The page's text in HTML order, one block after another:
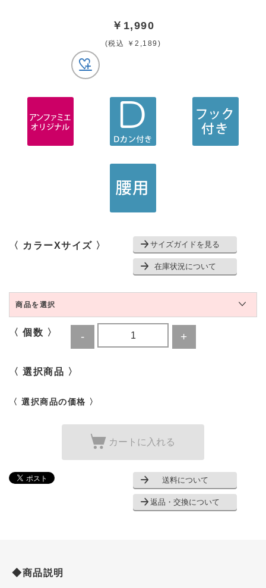
￥1,990
(税込 ￥2,189)
〈 カラーXサイズ 〉 サイズガイドを見る
在庫状況について
商品を選択
〈 個数 〉
〈 選択商品 〉
〈 選択商品の価格 〉
カートに入れる
送料について
返品・交換について
◆商品説明